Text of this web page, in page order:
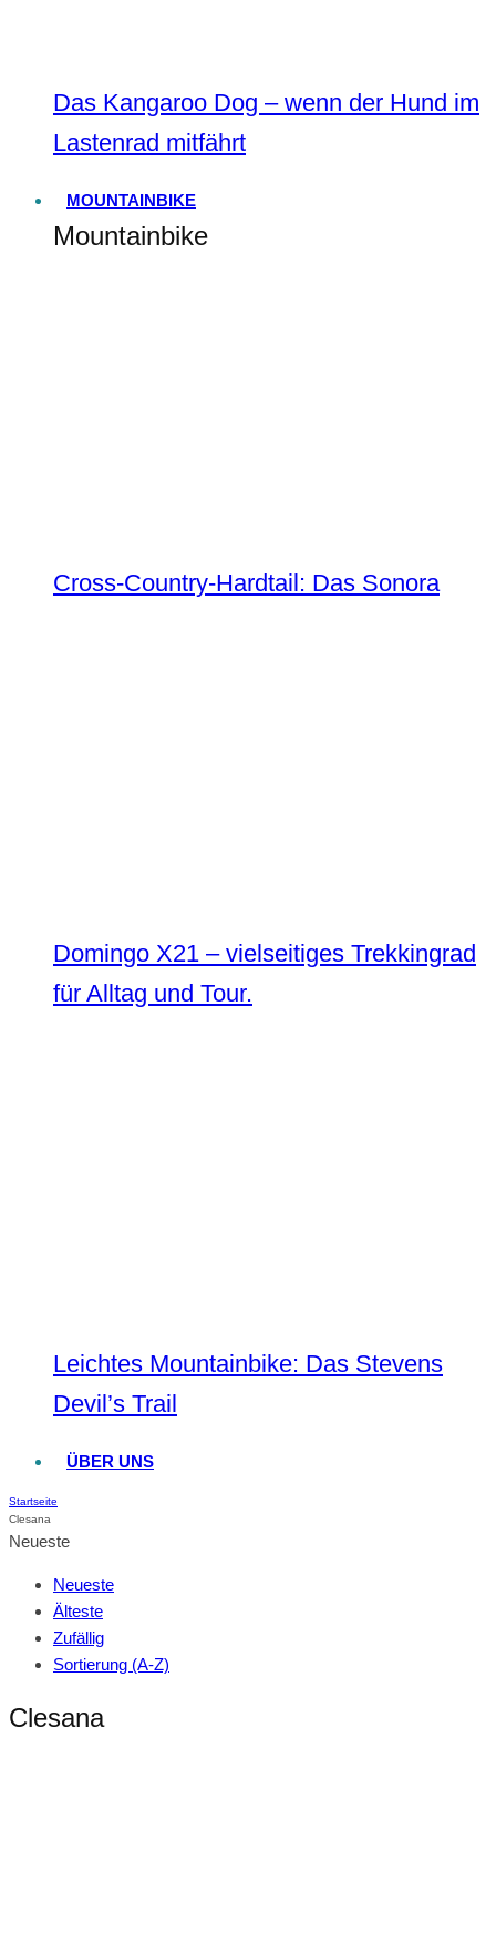
Das Kangaroo Dog – wenn der Hund im
Lastenrad mitfährt
MOUNTAINBIKE
Mountainbike
Cross-Country-Hardtail: Das Sonora
Domingo X21 – vielseitiges Trekkingrad
für Alltag und Tour.
Leichtes Mountainbike: Das Stevens
Devil’s Trail
ÜBER UNS
Startseite
Clesana
Neueste
Neueste
Älteste
Zufällig
Sortierung (A-Z)
Clesana